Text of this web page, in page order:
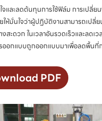
จและลดต้นทุนการใช้ฟิล์ม การเปลี่ย
ให้มั่นใจว่าผู้ปฏิบัติงานสามารถเปลี่
งสะดวก ในเวลาอันรวดเร็วและลดเว
ออกแบบถูกออกแบบมาเพื่อลดพื้นที่
PDF